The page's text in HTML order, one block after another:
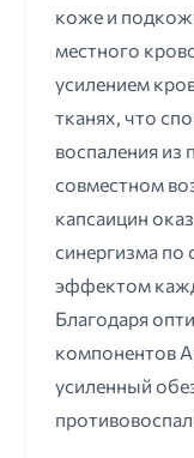
коже и
местного
усилением
тканях, что
воспаления из
совместном
капсаицин
синергизма по
эффектом
Благодаря
компонентов
усиленный